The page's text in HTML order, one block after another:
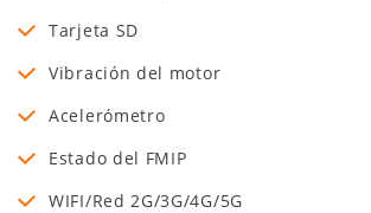
Tarjeta SD
Vibración del motor
Acelerómetro
Estado del FMIP
WIFI/Red 2G/3G/4G/5G